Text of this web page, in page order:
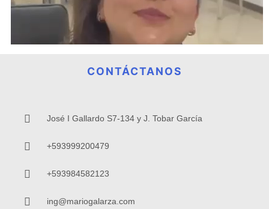
CONTÁCTANOS
José I Gallardo S7-134 y J. Tobar García
+593999200479
+593984582123
ing@mariogalarza.com